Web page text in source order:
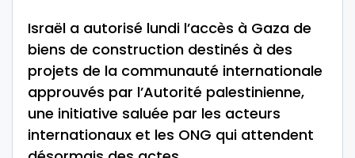
Israël a autorisé lundi l’accès à Gaza de
biens de construction destinés à des
projets de la communauté internationale
approuvés par l’Autorité palestinienne,
une initiative saluée par les acteurs
internationaux et les ONG qui attendent